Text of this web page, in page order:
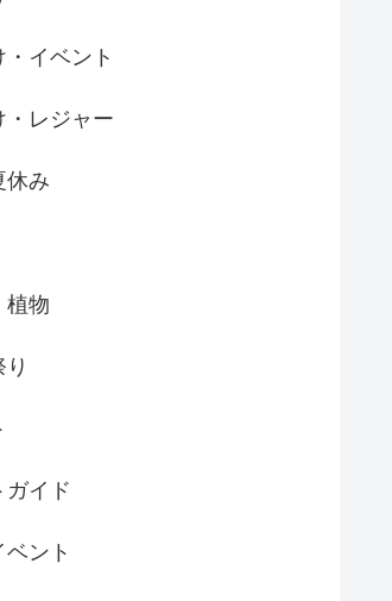
・イベント
・レジャー
休み
植物
ガイド
ベント